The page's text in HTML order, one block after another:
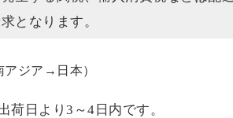
となります。
ジア→日本）
荷日より3～4日内です。